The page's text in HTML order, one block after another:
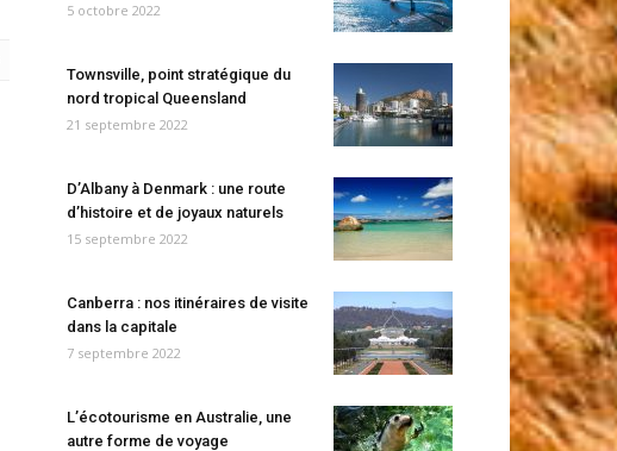
5 octobre 2022
Townsville, point stratégique du
nord tropical Queensland
21 septembre 2022
D’Albany à Denmark : une route
d’histoire et de joyaux naturels
15 septembre 2022
Canberra : nos itinéraires de visite
dans la capitale
7 septembre 2022
L’écotourisme en Australie, une
autre forme de voyage